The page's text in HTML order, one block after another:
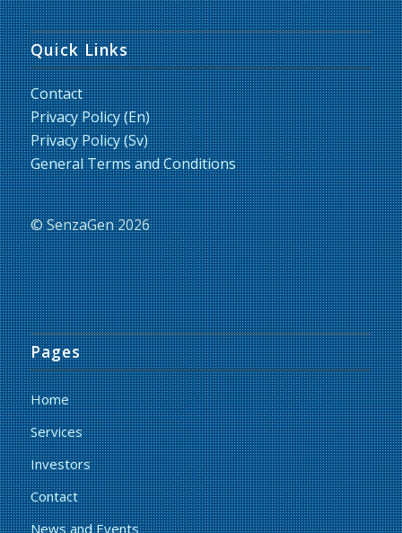
Quick Links
Contact
Privacy Policy (En)
Privacy Policy (Sv)
General Terms and Conditions
© SenzaGen 2026
Pages
Home
Services
Investors
Contact
News and Events